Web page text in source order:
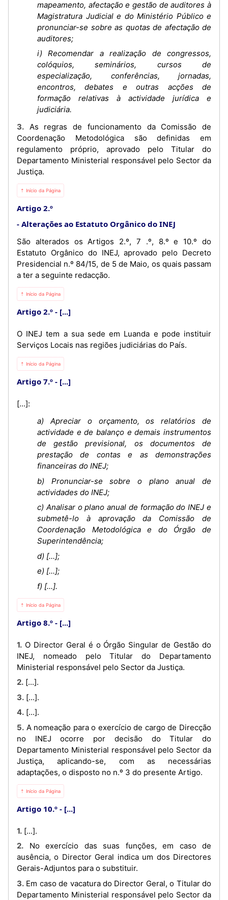
mapeamento, afectação e gestão de auditores à
Magistratura Judicial e do Ministério Público e
pronunciar-se sobre as quotas de afectação de
auditores;
i) Recomendar a realização de congressos,
colóquios, seminários, cursos de
especialização, conferências, jornadas,
encontros, debates e outras acções de
formação relativas à actividade jurídica e
judiciária.
3. As regras de funcionamento da Comissão de
Coordenação Metodológica são definidas em
regulamento próprio, aprovado pelo Titular do
Departamento Ministerial responsável pelo Sector da
Justiça.
⇡ Início da Página
Artigo 2.º
Alterações ao Estatuto Orgânico do INEJ
São alterados os Artigos 2.º, 7 .º, 8.º e 10.º do
Estatuto Orgânico do INEJ, aprovado pelo Decreto
Presidencial n.º 84/15, de 5 de Maio, os quais passam
a ter a seguinte redacção.
⇡ Início da Página
Artigo 2.º [...]
O INEJ tem a sua sede em Luanda e pode instituir
Serviços Locais nas regiões judiciárias do País.
⇡ Início da Página
Artigo 7.º [...]
[...]:
a) Apreciar o orçamento, os relatórios de
actividade e de balanço e demais instrumentos
de gestão previsional, os documentos de
prestação de contas e as demonstrações
financeiras do INEJ;
b) Pronunciar-se sobre o plano anual de
actividades do INEJ;
c) Analisar o plano anual de formação do INEJ e
submetê-lo à aprovação da Comissão de
Coordenação Metodológica e do Órgão de
Superintendência;
d) [...];
e) [...];
f) [...].
⇡ Início da Página
Artigo 8.º [...]
1. O Director Geral é o Órgão Singular de Gestão do
INEJ, nomeado pelo Titular do Departamento
Ministerial responsável pelo Sector da Justiça.
2. [...].
3. [...].
4. [...].
5. A nomeação para o exercício de cargo de Direcção
no INEJ ocorre por decisão do Titular do
Departamento Ministerial responsável pelo Sector da
Justiça, aplicando-se, com as necessárias
adaptações, o disposto no n.º 3 do presente Artigo.
⇡ Início da Página
Artigo 10.º [...]
1. [...].
2. No exercício das suas funções, em caso de
ausência, o Director Geral indica um dos Directores
Gerais-Adjuntos para o substituir.
3. Em caso de vacatura do Director Geral, o Titular do
Departamento Ministerial responsável pelo Sector da